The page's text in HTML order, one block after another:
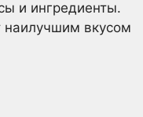
и ингредиенты.
вкусом